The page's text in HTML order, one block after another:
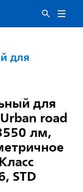
для
для
road
лм,
STD